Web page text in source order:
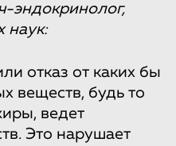
эндокринолог,
наук:
отказ от каких бы
веществ, будь то
ведет
Это нарушает